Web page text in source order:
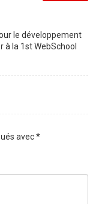
le développement
à la 1st WebSchool
avec*